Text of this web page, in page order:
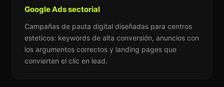
Google Ads sectorial
Campañas de pauta digital diseñadas para centros
esteticos: keywords de alta conversión, anuncios con
los argumentos correctos y landing pages que
convierten el clic en lead.